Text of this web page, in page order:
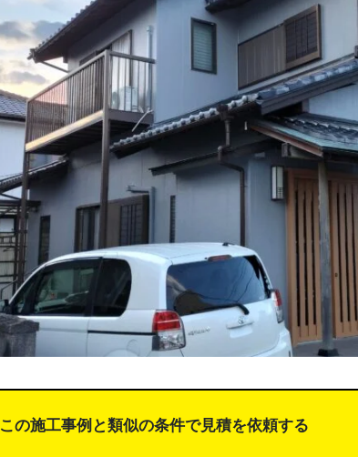
この施工事例と類似の条件で見積を依頼する